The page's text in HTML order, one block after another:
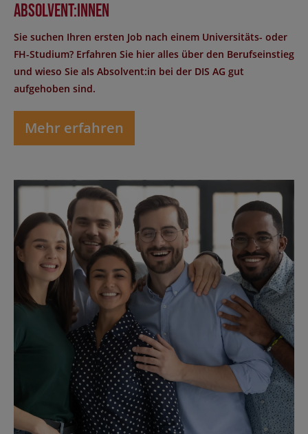
Absolvent:innen
Sie suchen Ihren ersten Job nach einem Universitäts- oder
FH-Studium? Erfahren Sie hier alles über den Berufseinstieg
und wieso Sie als Absolvent:in bei der DIS AG gut
aufgehoben sind.
Mehr erfahren